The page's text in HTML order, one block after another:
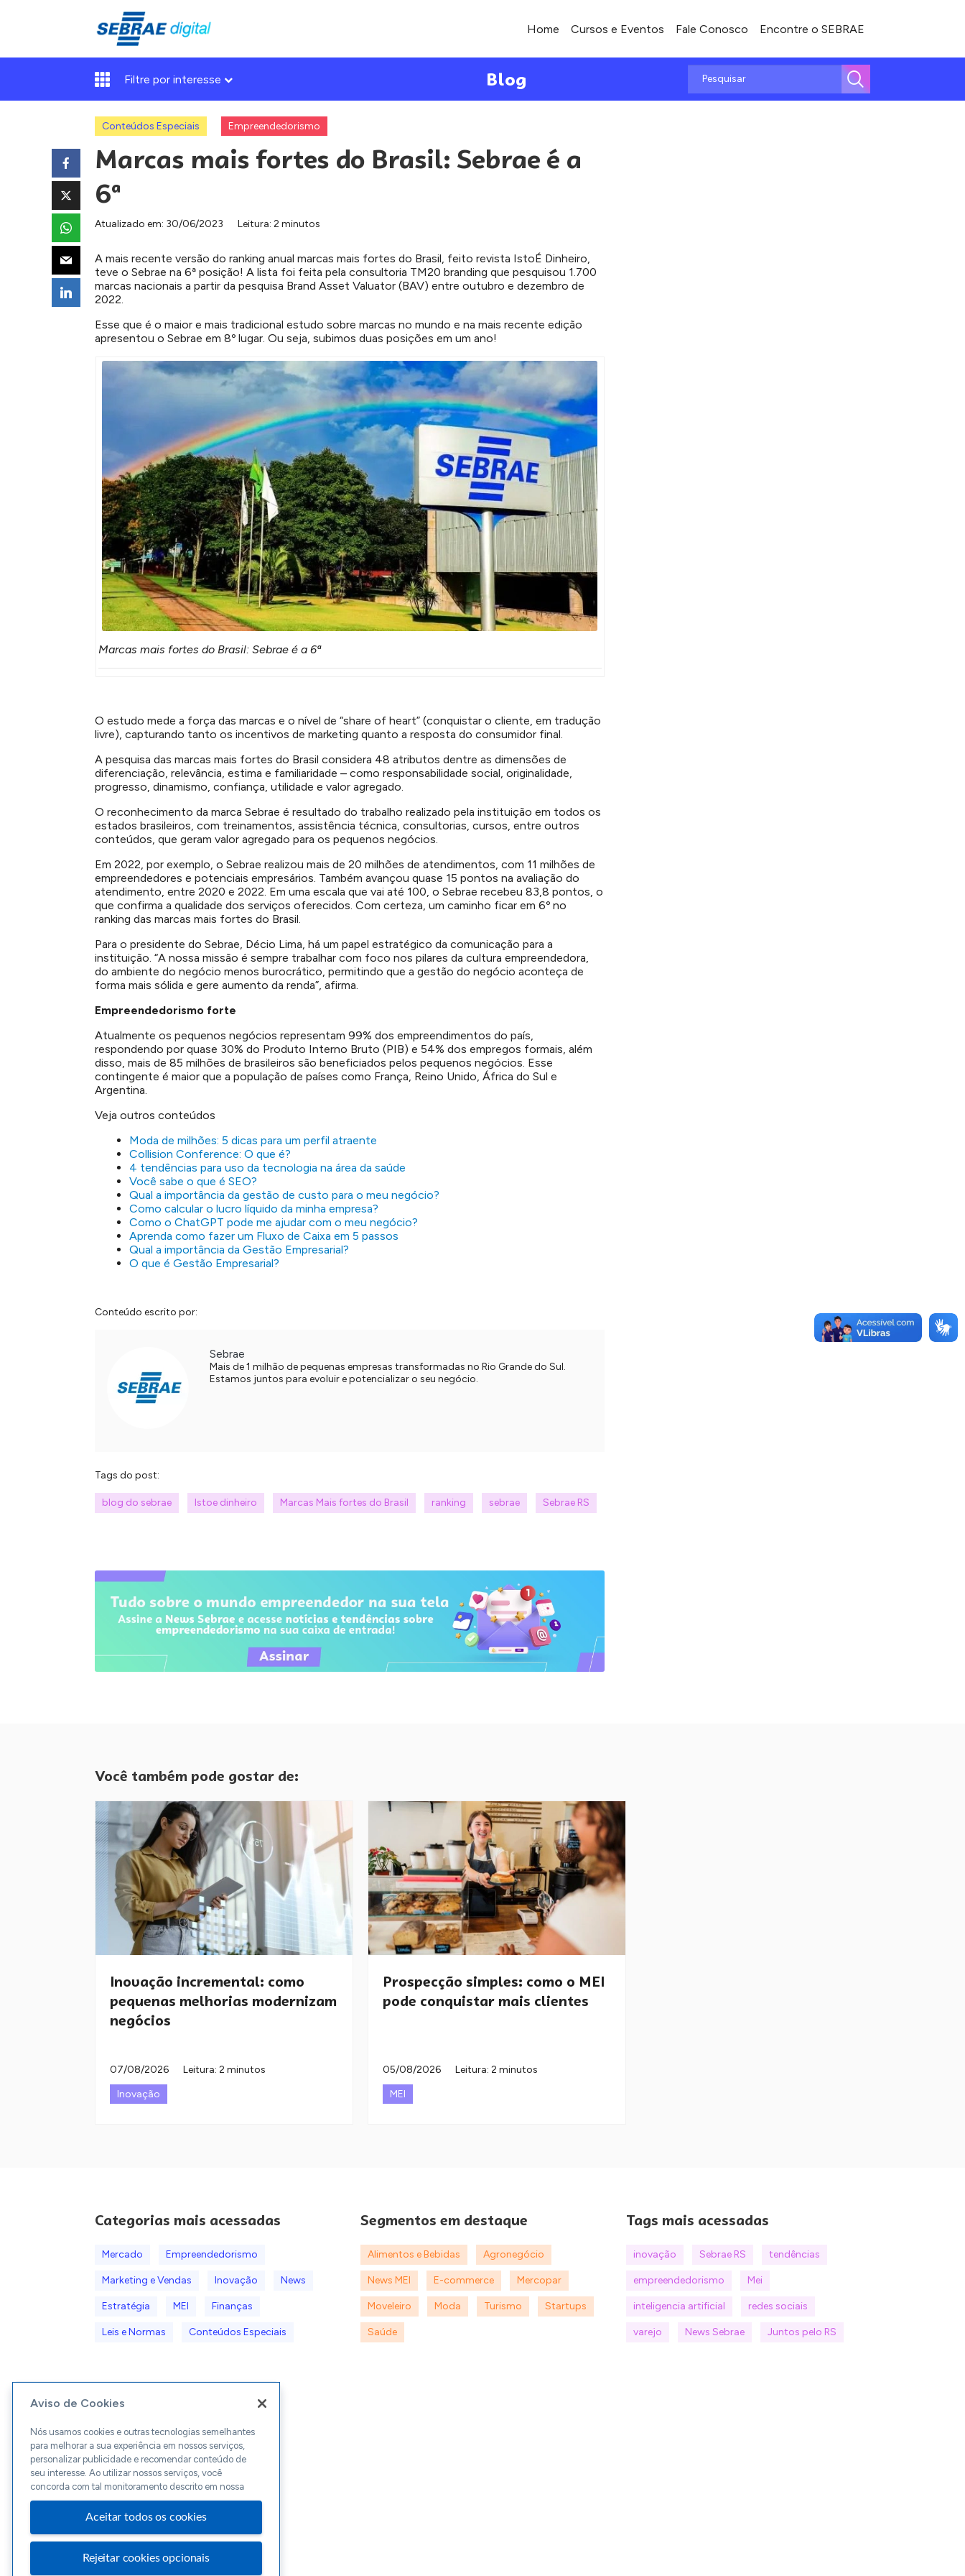
Home Cursos e Eventos Fale Conosco Encontre o SEBRAE
Filtre por interesse Blog
Conteúdos Especiais Empreendedorismo
Marcas mais fortes do Brasil: Sebrae é a
6ª
Atualizado em: 30/06/2023 Leitura: 2 minutos
A mais recente versão do ranking anual marcas mais fortes do Brasil, feito revista IstoÉ Dinheiro,
teve o Sebrae na 6ª posição! A lista foi feita pela consultoria TM20 branding que pesquisou 1.700
marcas nacionais a partir da pesquisa Brand Asset Valuator (BAV) entre outubro e dezembro de
2022.
Esse que é o maior e mais tradicional estudo sobre marcas no mundo e na mais recente edição
apresentou o Sebrae em 8º lugar. Ou seja, subimos duas posições em um ano!
Marcas mais fortes do Brasil: Sebrae é a 6ª
O estudo mede a força das marcas e o nível de “share of heart” (conquistar o cliente, em tradução
livre), capturando tanto os incentivos de marketing quanto a resposta do consumidor final.
A pesquisa das marcas mais fortes do Brasil considera 48 atributos dentre as dimensões de
diferenciação, relevância, estima e familiaridade – como responsabilidade social, originalidade,
progresso, dinamismo, confiança, utilidade e valor agregado.
O reconhecimento da marca Sebrae é resultado do trabalho realizado pela instituição em todos os
estados brasileiros, com treinamentos, assistência técnica, consultorias, cursos, entre outros
conteúdos, que geram valor agregado para os pequenos negócios.
Em 2022, por exemplo, o Sebrae realizou mais de 20 milhões de atendimentos, com 11 milhões de
empreendedores e potenciais empresários. Também avançou quase 15 pontos na avaliação do
atendimento, entre 2020 e 2022. Em uma escala que vai até 100, o Sebrae recebeu 83,8 pontos, o
que confirma a qualidade dos serviços oferecidos. Com certeza, um caminho ficar em 6º no
ranking das marcas mais fortes do Brasil.
Para o presidente do Sebrae, Décio Lima, há um papel estratégico da comunicação para a
instituição. “A nossa missão é sempre trabalhar com foco nos pilares da cultura empreendedora,
do ambiente do negócio menos burocrático, permitindo que a gestão do negócio aconteça de
forma mais sólida e gere aumento da renda”, afirma.
Empreendedorismo forte
Atualmente os pequenos negócios representam 99% dos empreendimentos do país,
respondendo por quase 30% do Produto Interno Bruto (PIB) e 54% dos empregos formais, além
disso, mais de 85 milhões de brasileiros são beneficiados pelos pequenos negócios. Esse
contingente é maior que a população de países como França, Reino Unido, África do Sul e
Argentina.
Veja outros conteúdos
Moda de milhões: 5 dicas para um perfil atraente
Collision Conference: O que é?
4 tendências para uso da tecnologia na área da saúde
Você sabe o que é SEO?
Qual a importância da gestão de custo para o meu negócio?
Como calcular o lucro líquido da minha empresa?
Como o ChatGPT pode me ajudar com o meu negócio?
Aprenda como fazer um Fluxo de Caixa em 5 passos
Qual a importância da Gestão Empresarial?
O que é Gestão Empresarial?
Conteúdo escrito por:
Sebrae
Mais de 1 milhão de pequenas empresas transformadas no Rio Grande do Sul.
Estamos juntos para evoluir e potencializar o seu negócio.
Tags do post:
blog do sebrae Istoe dinheiro Marcas Mais fortes do Brasil ranking sebrae Sebrae RS
Você também pode gostar de:
Inovação incremental: como
pequenas melhorias modernizam
negócios
07/08/2026
Leitura: 2 minutos
Inovação
Prospecção simples: como o MEI
pode conquistar mais clientes
05/08/2026
Leitura: 2 minutos
MEI
Categorias mais acessadas
Mercado Empreendedorismo
Marketing e Vendas Inovação News
Estratégia MEI Finanças
Leis e Normas Conteúdos Especiais
Segmentos em destaque
Alimentos e Bebidas Agronegócio
News MEI E-commerce Mercopar
Moveleiro Moda Turismo Startups
Saúde
Tags mais acessadas
inovação Sebrae RS tendências
empreendedorismo Mei
inteligencia artificial redes sociais
varejo News Sebrae Juntos pelo RS
Aviso de Cookies
Nós usamos cookies e outras tecnologias semelhantes
para melhorar a sua experiência em nossos serviços,
personalizar publicidade e recomendar conteúdo de
seu interesse. Ao utilizar nossos serviços, você
concorda com tal monitoramento descrito em nossa
Aceitar todos os cookies
Rejeitar cookies opcionais